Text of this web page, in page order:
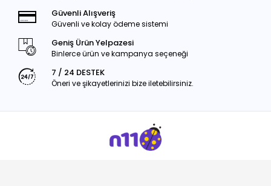
Güvenli Alışveriş
Güvenli ve kolay ödeme sistemi
Geniş Ürün Yelpazesi
Binlerce ürün ve kampanya seçeneği
7 / 24 DESTEK
Öneri ve şikayetlerinizi bize iletebilirsiniz.